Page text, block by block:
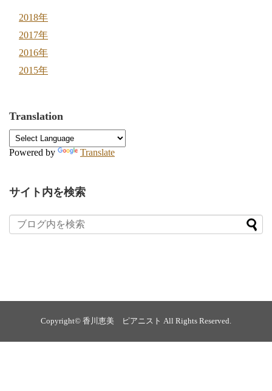
2018年
2017年
2016年
2015年
Translation
Powered by Translate
サイト内を検索
Copyright© 香川恵美 ピアニスト All Rights Reserved.